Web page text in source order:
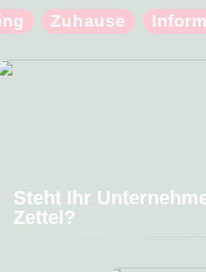
Zuhause
Steht Ihr
Zettel?